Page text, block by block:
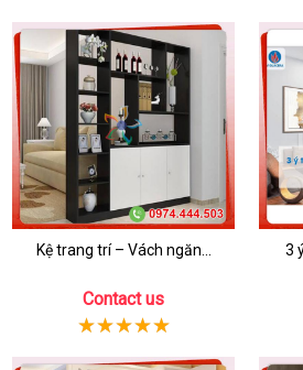
Kệ trang trí – Vách ngăn...
Contact us
3